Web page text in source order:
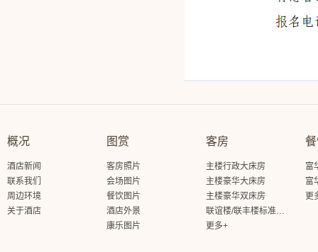
概况
酒店新闻
联系我们
周边环境
关于酒店
图赏
客房照片
会场图片
餐饮图片
酒店外景
康乐图片
客房
主楼行政大床房
主楼豪华大床房
主楼豪华双床房
联谊楼/联丰楼标准大床房
更多+
富
富
更